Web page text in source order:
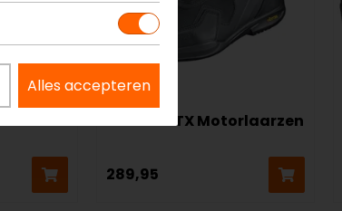
Held
Alserio GTX Motorlaarzen
289,95
Alles accepteren